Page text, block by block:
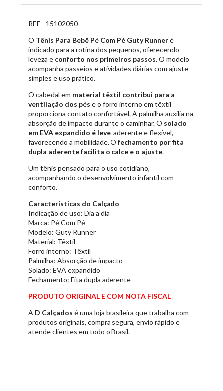
REF - 15102050
O Tênis Para Bebê Pé Com Pé Guty Runneré
indicado para a rotina dos pequenos, oferecendo
leveza e conforto nos primeiros passos. O modelo
acompanha passeios e atividades diárias com ajuste
simples e uso prático.
O cabedal em material têxtil contribui para a
ventilação dos pés e o forro interno em têxtil
proporciona contato confortável. A palmilha auxilia na
absorção de impacto durante o caminhar. O solado
em EVA expandido é leve, aderente e flexível,
favorecendo a mobilidade. O fechamento por fita
dupla aderente facilita o calce e o ajuste.
Um tênis pensado para o uso cotidiano,
acompanhando o desenvolvimento infantil com
conforto.
Características do Calçado
Indicação de uso: Dia a dia
Marca: Pé Com Pé
Modelo: Guty Runner
Material: Têxtil
Forro interno: Têxtil
Palmilha: Absorção de impacto
Solado: EVA expandido
Fechamento: Fita dupla aderente
PRODUTO ORIGINAL E COM NOTA FISCAL
A D Calçados é uma loja brasileira que trabalha com
produtos originais, compra segura, envio rápido e
atende clientes em todo o Brasil.